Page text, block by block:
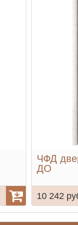
ЧФД
ДО
10 242